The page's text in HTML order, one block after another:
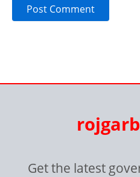
Get the latest